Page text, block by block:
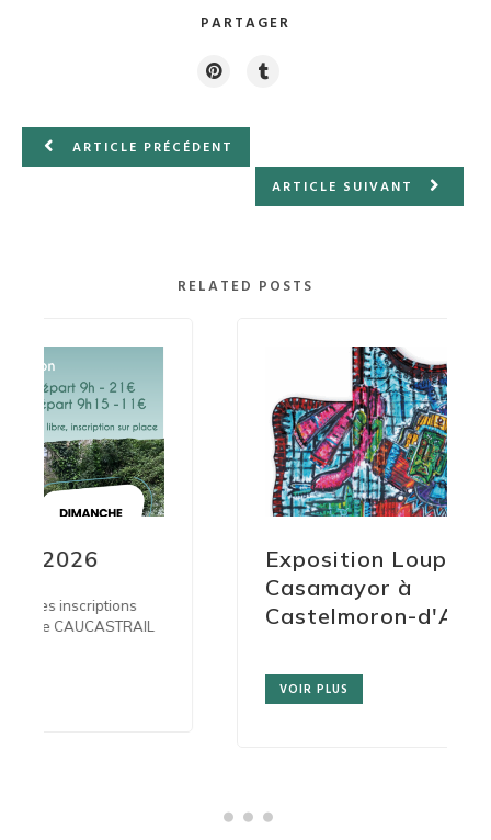
PARTAGER
ARTICLE PRÉCÉDENT
ARTICLE SUIVANT
RELATED POSTS
Exposition Loup de
Casamayor à
Castelmoron-d'Albret